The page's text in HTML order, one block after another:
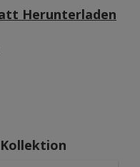
Herunterladen